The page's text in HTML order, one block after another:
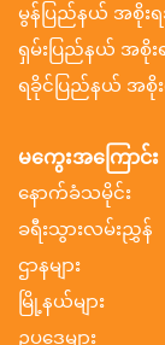
မွန်ပြည်နယ် အစိုး
ရှမ်းပြည်နယ် အစို
ရခိုင်ပြည်နယ် အစို
မကွေးအကြောင်း
နောက်ခံသမိုင်း
ခရီးသွားလမ်းညွှန်
ဌာနများ
မြို့နယ်များ
ဥပဒေများ